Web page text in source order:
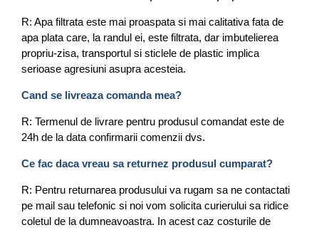
R: Apa filtrata este mai proaspata si mai calitativa fata de
apa plata care, la randul ei, este filtrata, dar imbutelierea
propriu-zisa, transportul si sticlele de plastic implica
serioase agresiuni asupra acesteia.
Cand se livreaza comanda mea?
R: Termenul de livrare pentru produsul comandat este de
24h de la data confirmarii comenzii dvs.
Ce fac daca vreau sa returnez produsul cumparat?
R: Pentru returnarea produsului va rugam sa ne contactati
pe mail sau telefonic si noi vom solicita curierului sa ridice
coletul de la dumneavoastra. In acest caz costurile de